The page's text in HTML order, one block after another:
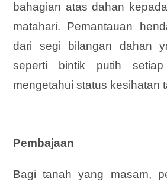
bahagian atas dahan
matahari. Pemantauan
dari segi bilangan dahan
seperti bintik putih
mengetahui status kesihatan
Pembajaan
Bagi tanah yang masam,